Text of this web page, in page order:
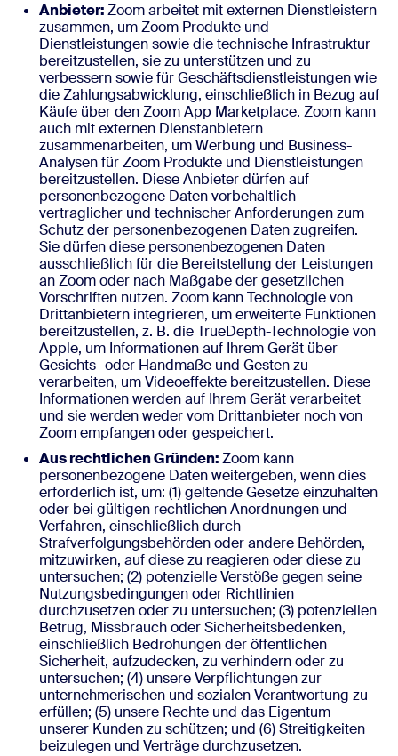
Anbieter:Zoom arbeitet mit externen Dienstleistern
zusammen, um Zoom Produkte und
Dienstleistungen sowie die technische Infrastruktur
bereitzustellen, sie zu unterstützen und zu
verbessern sowie für Geschäftsdienstleistungen wie
die Zahlungsabwicklung, einschließlich in Bezug auf
Käufe über den Zoom App Marketplace. Zoom kann
auch mit externen Dienstanbietern
zusammenarbeiten, um Werbung und Business-
Analysen für Zoom Produkte und Dienstleistungen
bereitzustellen. Diese Anbieter dürfen auf
personenbezogene Daten vorbehaltlich
vertraglicher und technischer Anforderungen zum
Schutz der personenbezogenen Daten zugreifen.
Sie dürfen diese personenbezogenen Daten
ausschließlich für die Bereitstellung der Leistungen
an Zoom oder nach Maßgabe der gesetzlichen
Vorschriften nutzen. Zoom kann Technologie von
Drittanbietern integrieren, um erweiterte Funktionen
bereitzustellen, z. B. die TrueDepth-Technologie von
Apple, um Informationen auf Ihrem Gerät über
Gesichts- oder Handmaße und Gesten zu
verarbeiten, um Videoeffekte bereitzustellen. Diese
Informationen werden auf Ihrem Gerät verarbeitet
und sie werden weder vom Drittanbieter noch von
Zoom empfangen oder gespeichert.
Aus rechtlichen Gründen:Zoom kann
personenbezogene Daten weitergeben, wenn dies
erforderlich ist, um: (1) geltende Gesetze einzuhalten
oder bei gültigen rechtlichen Anordnungen und
Verfahren, einschließlich durch
Strafverfolgungsbehörden oder andere Behörden,
mitzuwirken, auf diese zu reagieren oder diese zu
untersuchen; (2) potenzielle Verstöße gegen seine
Nutzungsbedingungen oder Richtlinien
durchzusetzen oder zu untersuchen; (3) potenziellen
Betrug, Missbrauch oder Sicherheitsbedenken,
einschließlich Bedrohungen der öffentlichen
Sicherheit, aufzudecken, zu verhindern oder zu
untersuchen; (4) unsere Verpflichtungen zur
unternehmerischen und sozialen Verantwortung zu
erfüllen; (5) unsere Rechte und das Eigentum
unserer Kunden zu schützen; und (6) Streitigkeiten
beizulegen und Verträge durchzusetzen.